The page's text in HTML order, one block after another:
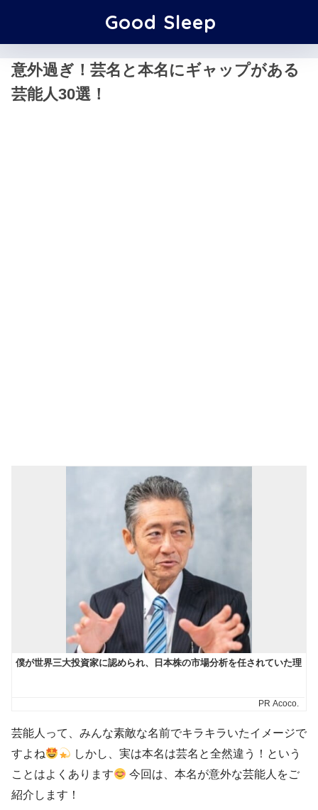
Good Sleep
意外過ぎ！芸名と本名にギャップがある
芸能人30選！
芸能人って、みんな素敵な名前でキラキラいたイメージで
すよね
しかし、実は本名は芸名と全然違う！という
ことはよくあります
今回は、本名が意外な芸能人をご
紹介します！